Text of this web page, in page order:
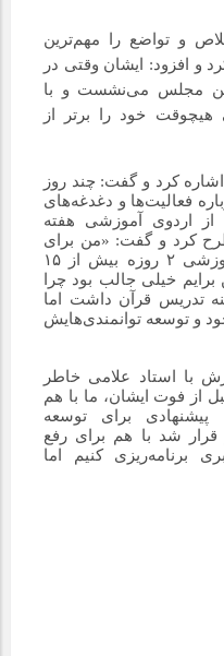
و تواضع را مهم‌ترین
و افزود: ایشان وقتی در
مجلس می‌نشست و با
هیچوقت خود را برتر از
کرد و گفت: چند روز
فعالیت‌ها و دغدغه‌های
اردوی آموزشی هفته
کرد و گفت: «من برای
آمادگی حضور در این اردوی آموزشی ۲ روزه بیش از ۱۵
خیلی جالب بود چرا
تدریس قرآن داشت اما
و توسعه توانمندی‌هایش
با استاد علامی خاطر
روز قبل از فوت ایشان، ما با هم
پیشنهادی برای توسعه
شد با هم برای رفع
برنامه‌ریزی کنیم اما